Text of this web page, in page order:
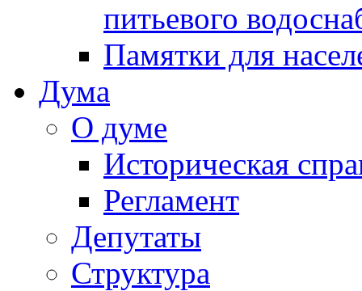
питьевого
Памятки для
Дума
О думе
Историческая
Регламент
Депутаты
Структура